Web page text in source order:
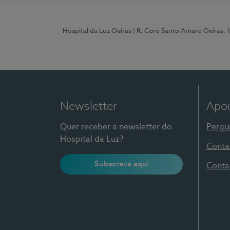
Hospital da Luz Oeiras | R. Coro Santo Amaro Oeiras,
Newsletter
Quer receber a newsletter do
Hospital da Luz?
Subscreva aqui